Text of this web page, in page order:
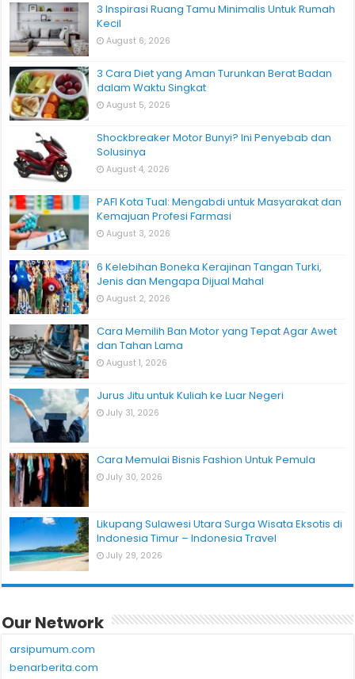
3 Inspirasi Ruang Tamu Minimalis Untuk Rumah
Kecil
August 6, 2026
3 Cara Diet yang Aman Turunkan Berat Badan
dalam Waktu Singkat
August 5, 2026
Shockbreaker Motor Bunyi? Ini Penyebab dan
Solusinya
August 4, 2026
PAFI Kota Tual: Mengabdi untuk Masyarakat dan
Kemajuan Profesi Farmasi
August 3, 2026
6 Kelebihan Boneka Kerajinan Tangan Turki,
Jenis dan Mengapa Dijual Mahal
August 2, 2026
Cara Memilih Ban Motor yang Tepat Agar Awet
dan Tahan Lama
August 1, 2026
Jurus Jitu untuk Kuliah ke Luar Negeri
July 31, 2026
Cara Memulai Bisnis Fashion Untuk Pemula
July 30, 2026
Likupang Sulawesi Utara Surga Wisata Eksotis di
Indonesia Timur – Indonesia Travel
July 29, 2026
Our Network
arsipumum.com
benarberita.com